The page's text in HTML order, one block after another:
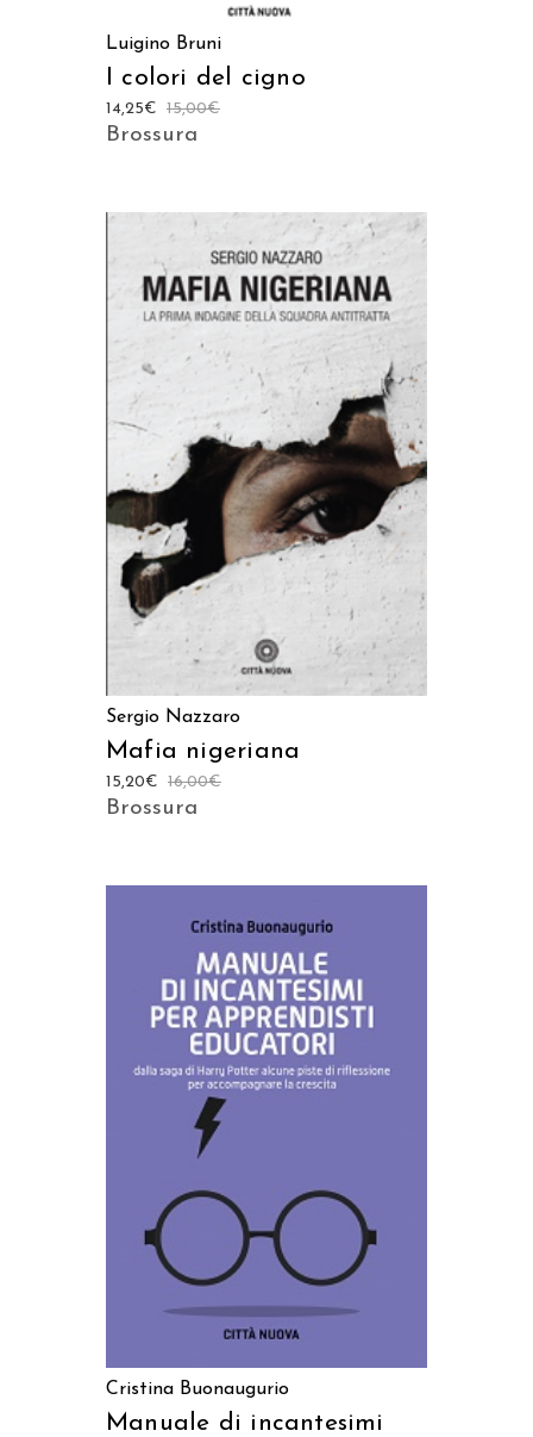
Luigino Bruni
I colori del cigno
15,00€
14,25€
Brossura
AGGIUNGI AL CARRELLO
Sergio Nazzaro
Mafia nigeriana
16,00€
15,20€
Brossura
AGGIUNGI AL CARRELLO
Cristina Buonaugurio
Manuale di incantesimi